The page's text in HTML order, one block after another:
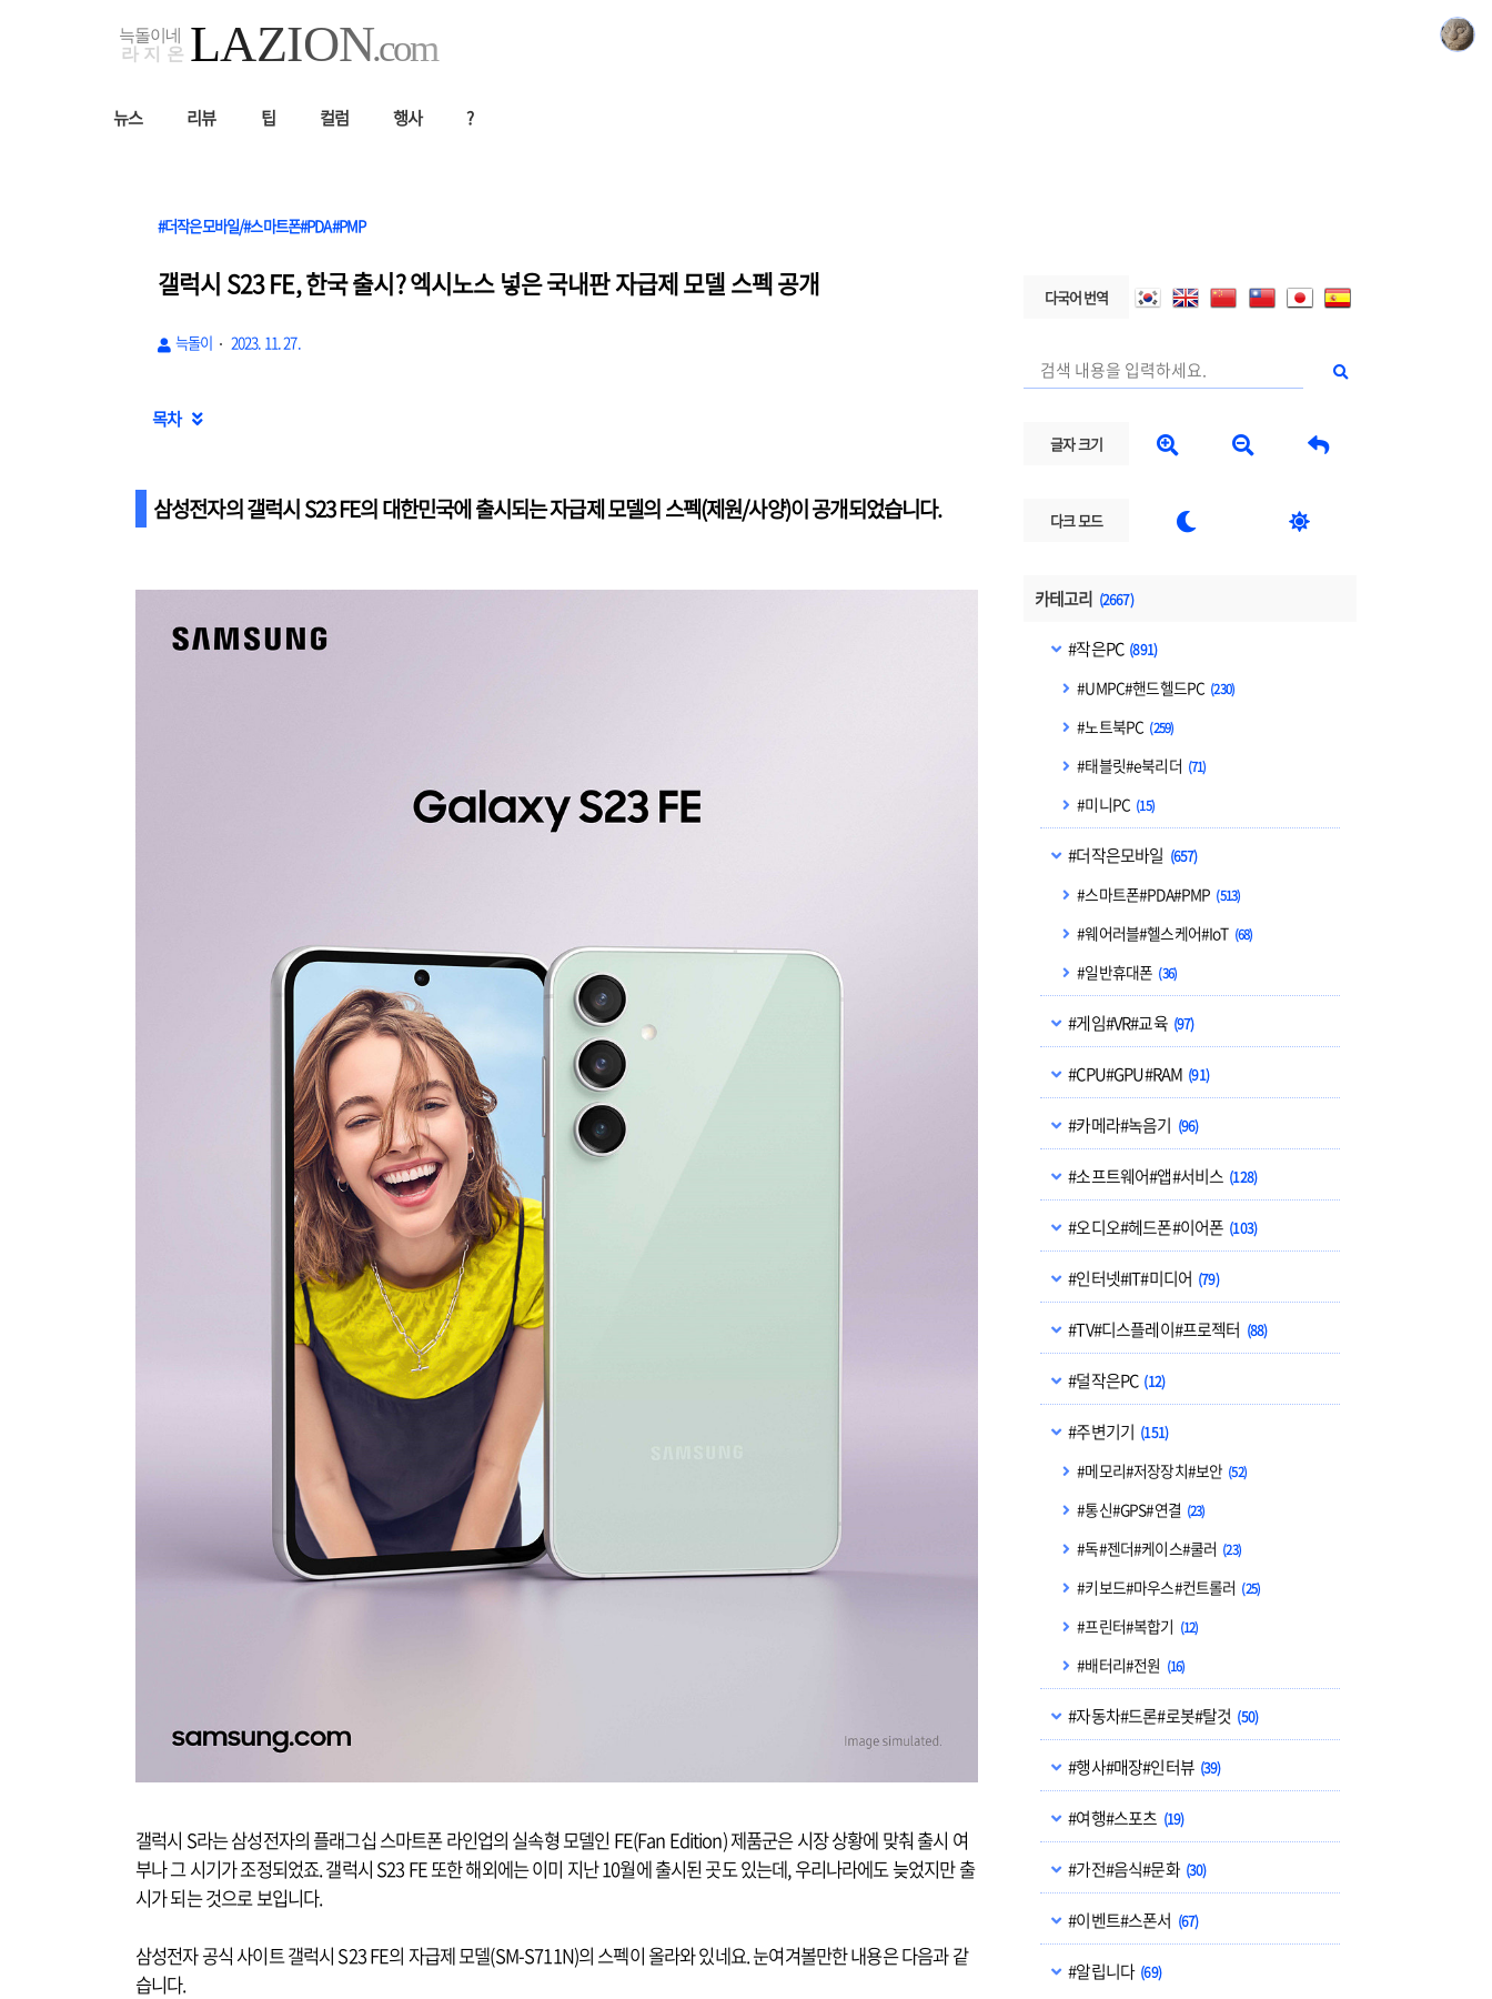
뉴스 리뷰 팁 컬럼 행사 ?
다국어 번역
글자 크기   
다크 모드  
카테고리 (2667)
#작은PC (891)
#UMPC#핸드헬드PC (230)
#노트북PC (259)
#태블릿#e북리더 (71)
#미니PC (15)
#더작은모바일 (657)
#스마트폰#PDA#PMP (513)
#웨어러블#헬스케어#IoT (68)
#일반휴대폰 (36)
#게임#VR#교육 (97)
#CPU#GPU#RAM (91)
#카메라#녹음기 (96)
#소프트웨어#앱#서비스 (128)
#오디오#헤드폰#이어폰 (103)
#인터넷#IT#미디어 (79)
#TV#디스플레이#프로젝터 (88)
#덜작은PC (12)
#주변기기 (151)
#메모리#저장장치#보안 (52)
#통신#GPS#연결 (23)
#독#젠더#케이스#쿨러 (23)
#키보드#마우스#컨트롤러 (25)
#프린터#복합기 (12)
#배터리#전원 (16)
#자동차#드론#로봇#탈것 (50)
#행사#매장#인터뷰 (39)
#여행#스포츠 (19)
#가전#음식#문화 (30)
#이벤트#스폰서 (67)
#알립니다 (69)
#더작은모바일/#스마트폰#PDA#PMP
갤럭시 S23 FE, 한국 출시? 엑시노스 넣은 국내판 자급제 모델 스펙 공개
늑돌이 2023. 11. 27.
목차 
삼성전자의 갤럭시 S23 FE의 대한민국에 출시되는 자급제 모델의 스펙(제원/사양)이 공개되었습니다.
갤럭시 S라는 삼성전자의 플래그십 스마트폰 라인업의 실속형 모델인 FE(Fan Edition) 제품군은 시장 상황에 맞춰 출시 여
부나 그 시기가 조정되었죠. 갤럭시 S23 FE 또한 해외에는 이미 지난 10월에 출시된 곳도 있는데, 우리나라에도 늦었지만 출
시가 되는 것으로 보입니다.
삼성전자 공식 사이트 갤럭시 S23 FE의 자급제 모델(SM-S711N)의 스펙이 올라와 있네요. 눈여겨볼만한 내용은 다음과 같
습니다.